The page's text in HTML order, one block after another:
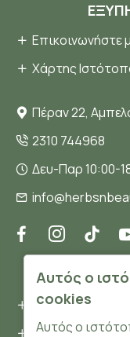
Επικοινωνήστε
Χάρτης
Πέραν 22,
2310 744968
Δευ-Παρ 10:00-
Όροι και
Προσωπικά
Αυτός ο
cookies
Αυτός ο